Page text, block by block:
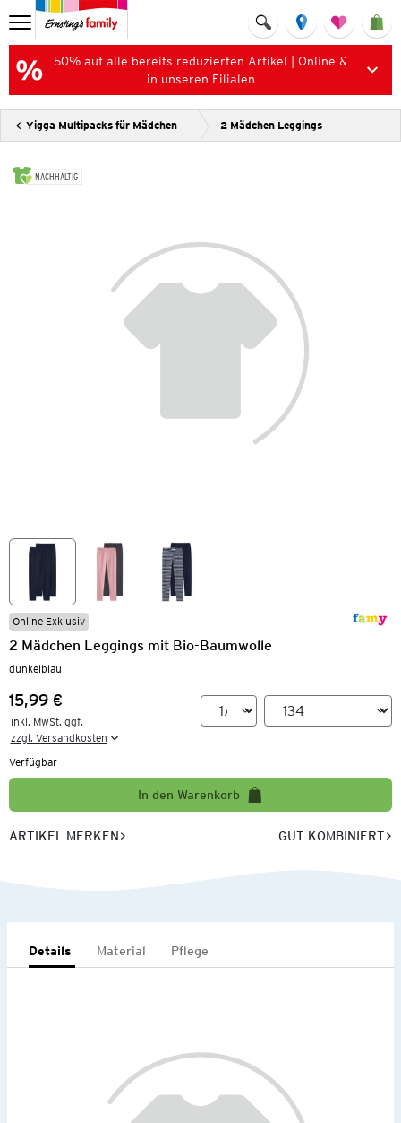
50% auf alle bereits reduzierten Artikel | Online &
in unseren Filialen
Yigga Multipacks für Mädchen 2 Mädchen Leggings
NACHHALTIG
Online Exklusiv
2 Mädchen Leggings mit Bio-Baumwolle
dunkelblau
Preis:
15,99 €
inkl. MwSt. ggf.
zzgl. Versandkosten
Verfügbar
In den Warenkorb
ARTIKEL MERKEN GUT KOMBINIERT
Details Material Pflege